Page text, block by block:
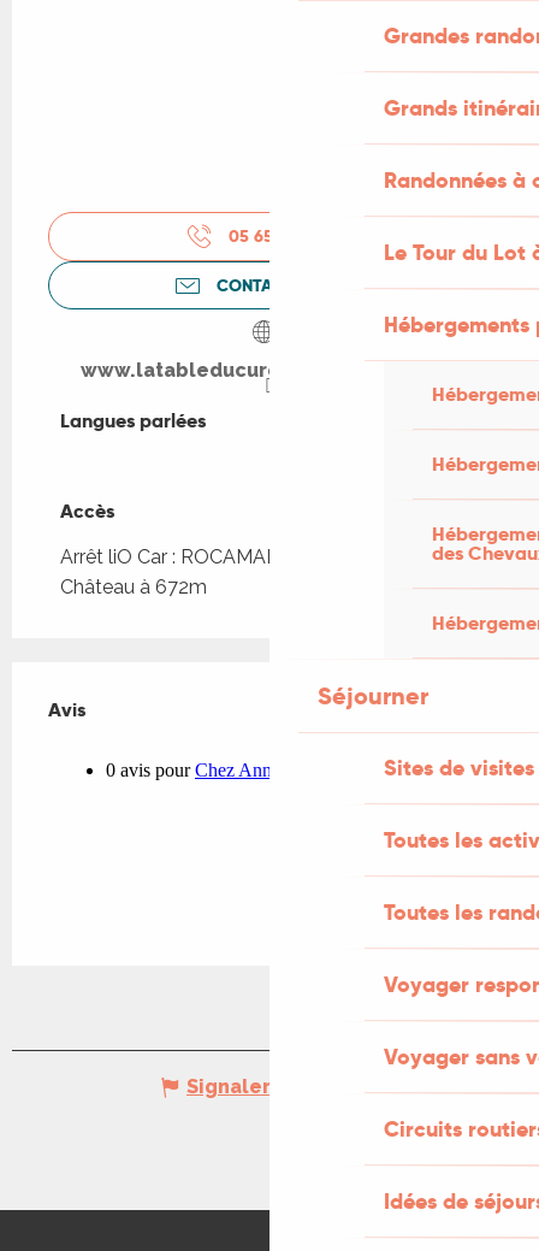
Grandes
Grands
Randonnées
Le Tour du Lot
des
Séjourner
Sites de visites
Toutes les
Toutes les
Voyager
Voyager sans
Circuits
Idées de
05 65 33 65
CONTACTEZ-NOUS
www.latableducure-rocamadour.com
Langues parlées
Langues parlées
Accès
Accès
Arrêt liO Car : ROCAMADOUR - Ascenseur
Château à 672m
Avis
Avis
Signaler une erreur